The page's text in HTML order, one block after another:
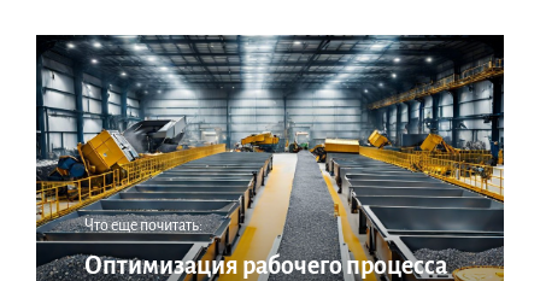
Что еще почитать:
Оптимизация рабочего процесса